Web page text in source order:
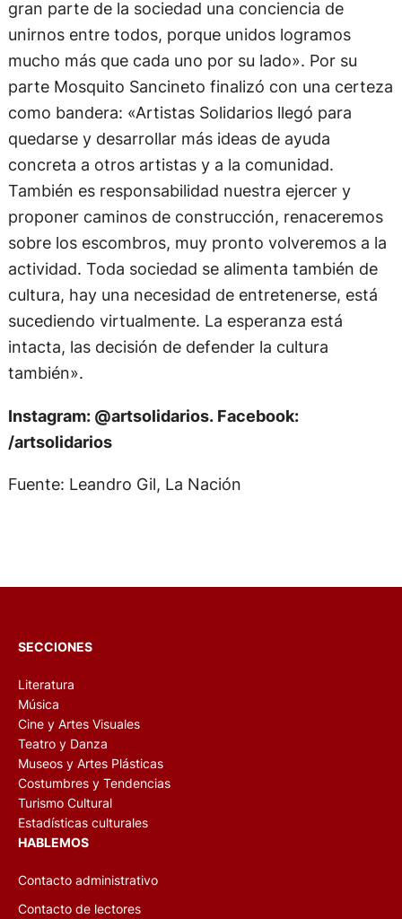
gran parte de la sociedad una conciencia de
unirnos entre todos, porque unidos logramos
mucho más que cada uno por su lado». Por su
parte Mosquito Sancineto finalizó con una certeza
como bandera: «Artistas Solidarios llegó para
quedarse y desarrollar más ideas de ayuda
concreta a otros artistas y a la comunidad.
También es responsabilidad nuestra ejercer y
proponer caminos de construcción, renaceremos
sobre los escombros, muy pronto volveremos a la
actividad. Toda sociedad se alimenta también de
cultura, hay una necesidad de entretenerse, está
sucediendo virtualmente. La esperanza está
intacta, las decisión de defender la cultura
también».
Instagram: @artsolidarios. Facebook:
/artsolidarios
Fuente: Leandro Gil, La Nación
SECCIONES
Literatura
Música
Cine y Artes Visuales
Teatro y Danza
Museos y Artes Plásticas
Costumbres y Tendencias
Turismo Cultural
Estadísticas culturales
HABLEMOS
Contacto administrativo
Contacto de lectores